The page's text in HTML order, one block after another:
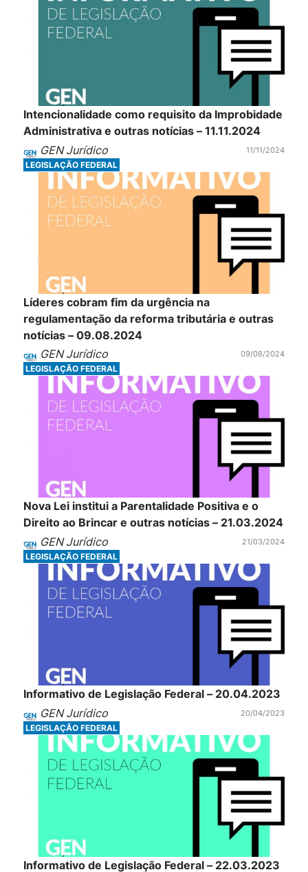
Intencionalidade como requisito da Improbidade
Administrativa e outras notícias – 11.11.2024
GEN Jurídico
11/11/2024
LEGISLAÇÃO FEDERAL
Líderes cobram fim da urgência na
regulamentação da reforma tributária e outras
notícias – 09.08.2024
GEN Jurídico
09/08/2024
LEGISLAÇÃO FEDERAL
Nova Lei institui a Parentalidade Positiva e o
Direito ao Brincar e outras notícias – 21.03.2024
GEN Jurídico
21/03/2024
LEGISLAÇÃO FEDERAL
Informativo de Legislação Federal – 20.04.2023
GEN Jurídico
20/04/2023
LEGISLAÇÃO FEDERAL
Informativo de Legislação Federal – 22.03.2023